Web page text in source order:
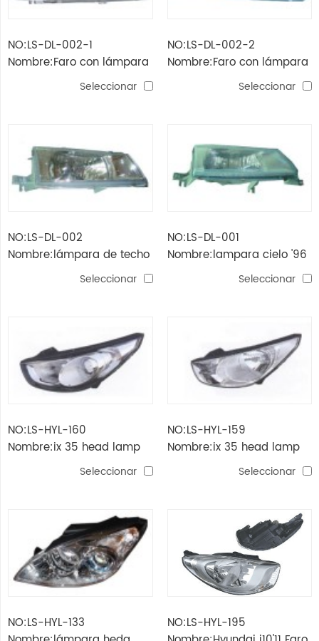
NO:LS-DL-002-1
Nombre:Faro con lámpara
de esquina (cristal ，
Seleccionar
NO:LS-DL-002-2
Nombre:Faro con lámpara
de esquina (cristal ，
Seleccionar
NO:LS-DL-002
Nombre:lámpara de techo
cielo '96 (cristal)Seleccionar
NO:LS-DL-001
Nombre:lampara cielo '96
Seleccionar
NO:LS-HYL-160
Nombre:ix 35 head lamp
Seleccionar
NO:LS-HYL-159
Nombre:ix 35 head lamp
Seleccionar
NO:LS-HYL-133
NO:LS-HYL-195